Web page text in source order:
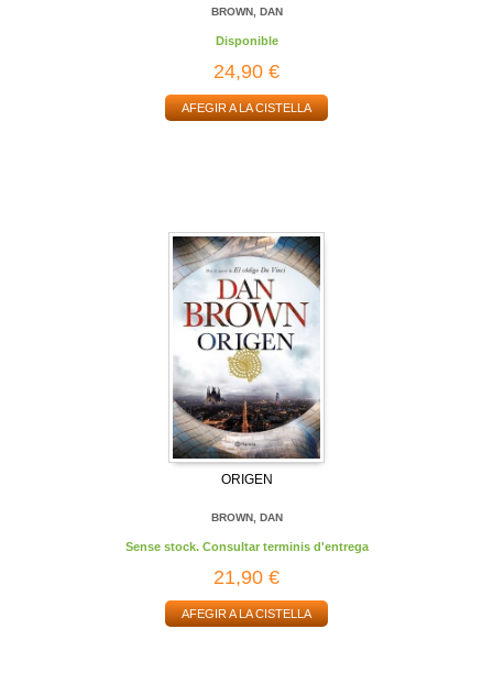
BROWN, DAN
Disponible
24,90 €
AFEGIR A LA CISTELLA
ORIGEN
BROWN, DAN
Sense stock. Consultar terminis d'entrega
21,90 €
AFEGIR A LA CISTELLA